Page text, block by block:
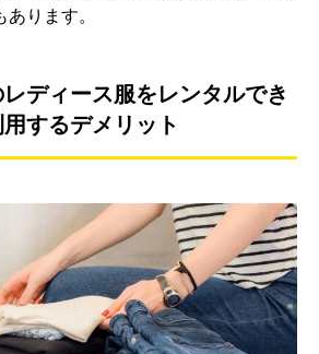
ります。
ディース服をレンタルでき
するデメリット